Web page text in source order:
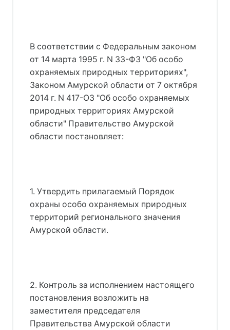
В соответствии с Федеральным законом
от 14 марта 1995 г. N 33-ФЗ "Об особо
охраняемых природных территориях",
Законом Амурской области от 7 октября
2014 г. N 417-ОЗ "Об особо охраняемых
природных территориях Амурской
области" Правительство Амурской
области постановляет:
1. Утвердить прилагаемый Порядок
охраны особо охраняемых природных
территорий регионального значения
Амурской области.
2. Контроль за исполнением настоящего
постановления возложить на
заместителя председателя
Правительства Амурской области